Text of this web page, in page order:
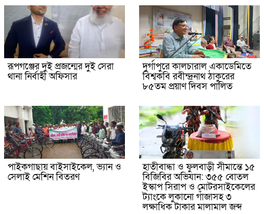
রূপগঞ্জের দুই প্রজন্মের দুই সেরা
থানা নির্বাহী অফিসার
দুর্গাপুরে কালচারাল একাডেমিতে
বিশ্বকবি রবীন্দ্রনাথ ঠাকুরের
৮৫তম প্রয়াণ দিবস পালিত
পাইকগাছায় বাইসাইকেল, ভ্যান ও
সেলাই মেশিন বিতরণ
হাতীবান্ধা ও ফুলবাড়ী সীমান্তে ১৫
বিজিবির অভিযান: ৩৫৫ বোতল
ইস্কাপ সিরাপ ও মোটরসাইকেলের
ট্যাংকে লুকানো গাঁজাসহ ৩
লক্ষাধিক টাকার মালামাল জব্দ